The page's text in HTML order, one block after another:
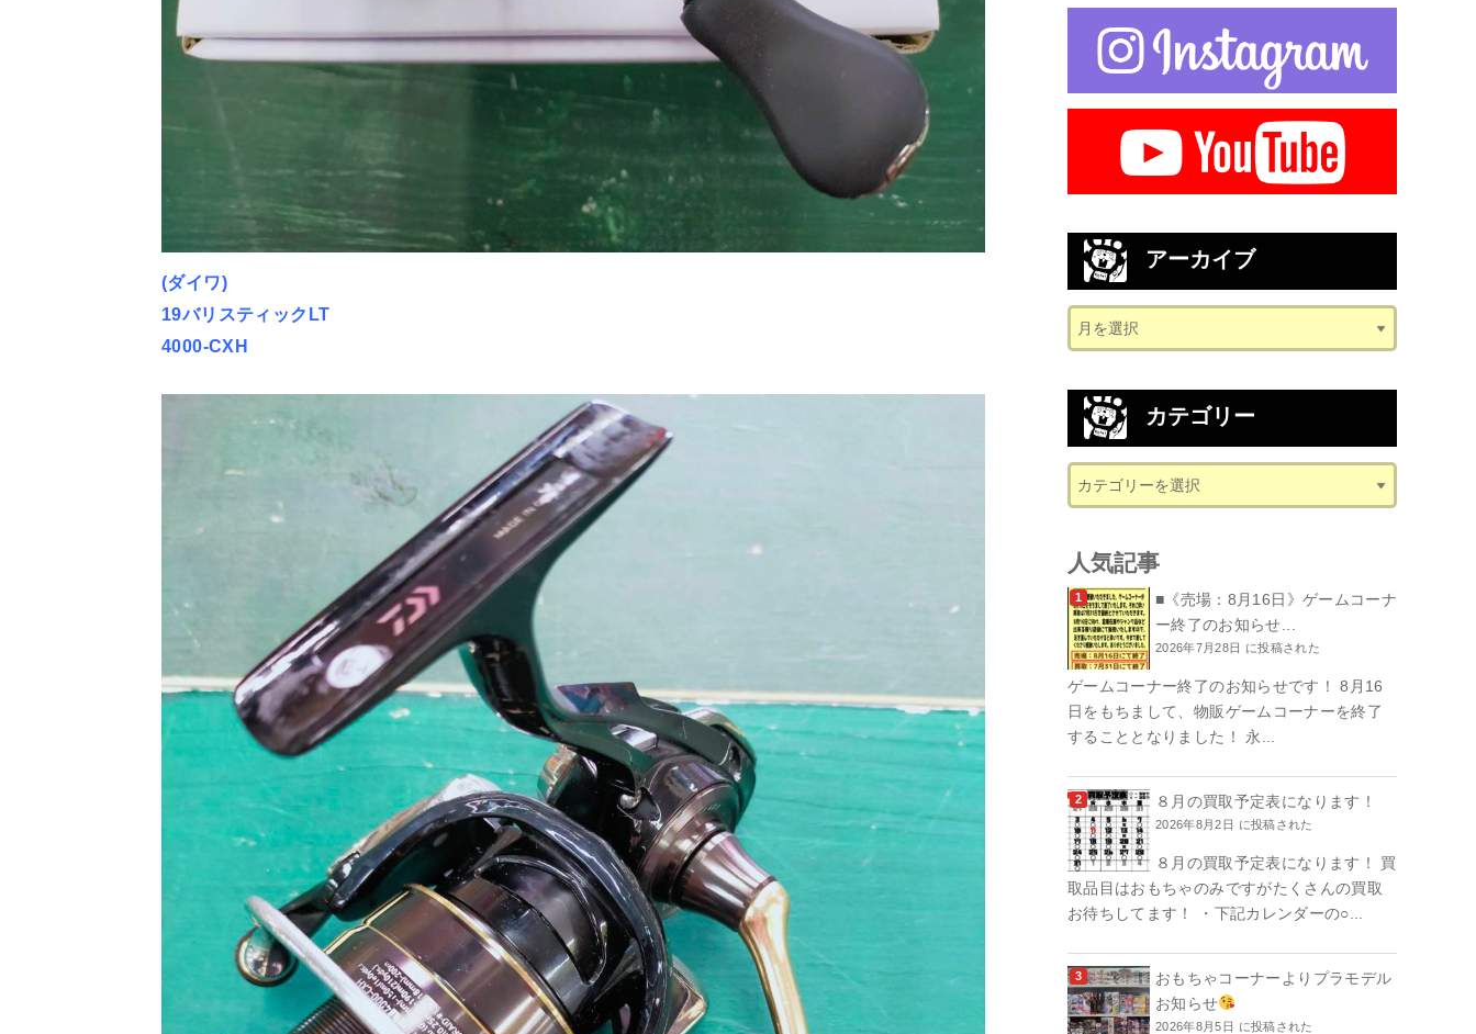
(ダイワ)
19バリスティックLT
4000-CXH
アーカイブ
カテゴリー
人気記事
■《売場：8月16日》ゲームコーナ
ー終了のお知らせ...
2026年7月28日 に投稿された
ゲームコーナー終了のお知らせです！ 8月16
日をもちまして、物販ゲームコーナーを終了
することとなりました！ 永...
８月の買取予定表になります！
2026年8月2日 に投稿された
８月の買取予定表になります！ 買
取品目はおもちゃのみですがたくさんの買取
お待ちしてます！ ・下記カレンダーの○...
おもちゃコーナーよりプラモデル
お知らせ
2026年8月5日 に投稿された